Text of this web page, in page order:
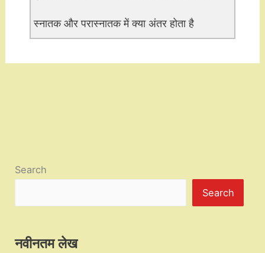
स्नातक और परास्नातक में क्या अंतर होता है
Search
Search
नवीनतम लेख